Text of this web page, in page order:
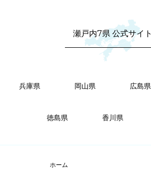
瀬戸内7県 公式サイト
兵庫県 岡山県 広島県
徳島県 香川県
ホーム